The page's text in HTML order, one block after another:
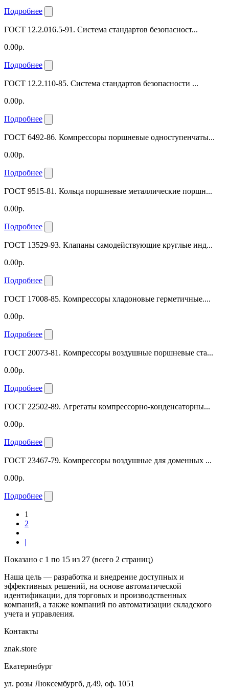
Подробнее
ГОСТ 12.2.016.5-91. Система стандартов безопасност...
0.00р.
Подробнее
ГОСТ 12.2.110-85. Система стандартов безопасности ...
0.00р.
Подробнее
ГОСТ 6492-86. Компрессоры поршневые одноступенчаты...
0.00р.
Подробнее
ГОСТ 9515-81. Кольца поршневые металлические поршн...
0.00р.
Подробнее
ГОСТ 13529-93. Клапаны самодействующие круглые инд...
0.00р.
Подробнее
ГОСТ 17008-85. Компрессоры хладоновые герметичные....
0.00р.
Подробнее
ГОСТ 20073-81. Компрессоры воздушные поршневые ста...
0.00р.
Подробнее
ГОСТ 22502-89. Агрегаты компрессорно-конденсаторны...
0.00р.
Подробнее
ГОСТ 23467-79. Компрессоры воздушные для доменных ...
0.00р.
Подробнее
1
2
|
Показано с 1 по 15 из 27 (всего 2 страниц)
Наша цель — разработка и внедрение доступных и
эффективных решений, на основе автоматической
идентификации, для торговых и производственных
компаний, а также компаний по автоматизации складского
учета и управления.
Контакты
znak.store
Екатеринбург
ул. розы Люксембургб, д.49, оф. 1051